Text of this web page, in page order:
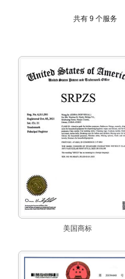
共有 9 个服务
美国商标